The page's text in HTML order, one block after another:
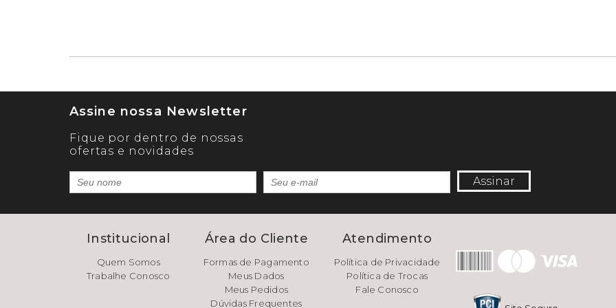
Assine nossa Newsletter
Fique por dentro de nossas
ofertas e novidades
Assinar
Institucional
Quem Somos
Trabalhe Conosco
Área do Cliente
Formas de Pagamento
Meus Dados
Meus Pedidos
Dúvidas Frequentes
Atendimento
Política de Privacidade
Política de Trocas
Fale Conosco